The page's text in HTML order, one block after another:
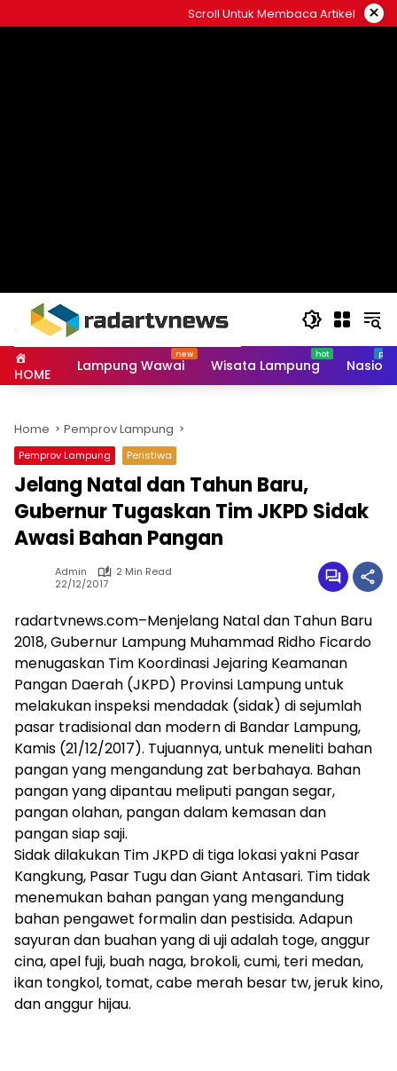
to
Scroll Untuk Membaca Artikel ×
HOME Lampung Wawai Wisata Lampung
Home Pemprov Lampung
Pemprov Lampung Peristiwa
Jelang Natal dan Tahun Baru,
Gubernur Tugaskan Tim JKPD Sidak
Awasi Bahan Pangan
Admin
2 Min Read
22/12/2017
radartvnews.com–Menjelang Natal dan Tahun Baru
2018, Gubernur Lampung Muhammad Ridho Ficardo
menugaskan Tim Koordinasi Jejaring Keamanan
Pangan Daerah (JKPD) Provinsi Lampung untuk
melakukan inspeksi mendadak (sidak) di sejumlah
pasar tradisional dan modern di Bandar Lampung,
Kamis (21/12/2017). Tujuannya, untuk meneliti bahan
pangan yang mengandung zat berbahaya. Bahan
pangan yang dipantau meliputi pangan segar,
pangan olahan, pangan dalam kemasan dan
pangan siap saji.
Sidak dilakukan Tim JKPD di tiga lokasi yakni Pasar
Kangkung, Pasar Tugu dan Giant Antasari. Tim tidak
menemukan bahan pangan yang mengandung
bahan pengawet formalin dan pestisida. Adapun
sayuran dan buahan yang di uji adalah toge, anggur
cina, apel fuji, buah naga, brokoli, cumi, teri medan,
ikan tongkol, tomat, cabe merah besar tw, jeruk kino,
dan anggur hijau.